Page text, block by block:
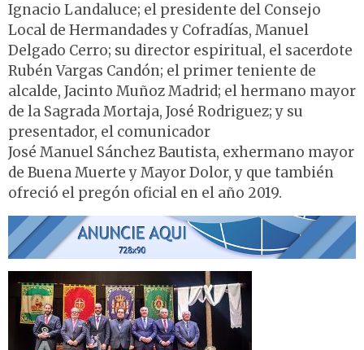
Ignacio Landaluce; el presidente del Consejo
Local de Hermandades y Cofradías, Manuel
Delgado Cerro; su director espiritual, el sacerdote
Rubén Vargas Candón; el primer teniente de
alcalde, Jacinto Muñoz Madrid; el hermano mayor
de la Sagrada Mortaja, José Rodriguez; y su
presentador, el comunicador
José Manuel Sánchez Bautista, exhermano mayor
de Buena Muerte y Mayor Dolor, y que también
ofreció el pregón oficial en el año 2019.